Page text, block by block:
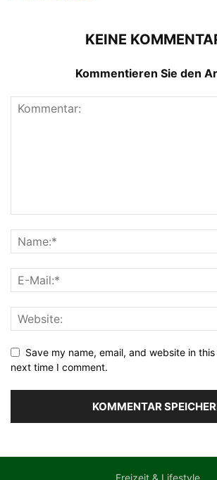
KEINE
Kommentieren Sie den
Save my name, email, and website in
next time I comment.